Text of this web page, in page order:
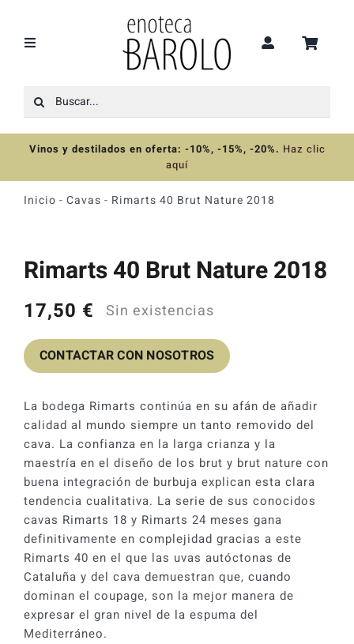
contenido
Toggle
Recomendaciones
Ofertas
Vinos
Destilados
Catas y Actividades
Buscar:
Vinos y destilados en oferta: -10%, -15%, -20%. Haz clic
aquí
Inicio - Cavas - Rimarts 40 Brut Nature 2018
Rimarts 40 Brut Nature 2018
17,50 € Sin existencias
CONTACTAR CON NOSOTROS
La bodega Rimarts continúa en su afán de añadir
calidad al mundo siempre un tanto removido del
cava. La confianza en la larga crianza y la
maestría en el diseño de los brut y brut nature con
buena integración de burbuja explican esta clara
tendencia cualitativa. La serie de sus conocidos
cavas Rimarts 18 y Rimarts 24 meses gana
definitivamente en complejidad gracias a este
Rimarts 40 en el que las uvas autóctonas de
Cataluña y del cava demuestran que, cuando
dominan el coupage, son la mejor manera de
expresar el gran nivel de la espuma del
Mediterráneo.